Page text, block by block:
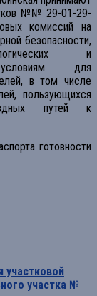
№№ 29-01-29-
комиссий на
безопасности,
и
условиям для
в том числе
пользующихся
путей к
готовности
участковой
участка №